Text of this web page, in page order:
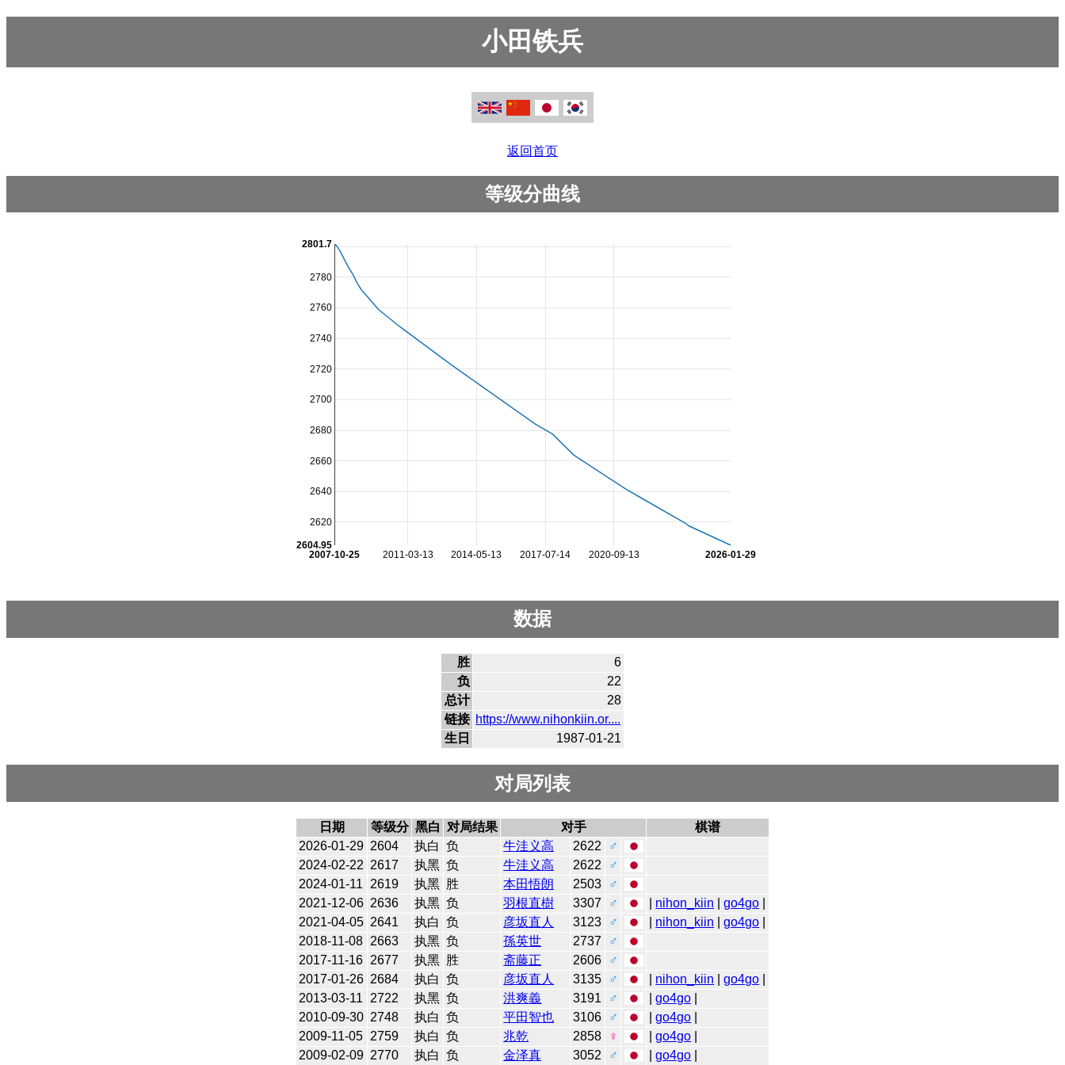
小田铁兵
返回首页
等级分曲线
2011-03-13 2014-05-13 2017-07-14 2020-09-13
2007-10-25 2026-01-29
2620
2640
2660
2680
2700
2720
2740
2760
2780
2604.95
2801.7
数据
胜
6
负
22
总计
28
链接 https://www.nihonkiin.or....
生日
1987-01-21
对局列表
日期 等级分 黑白 对局结果 对手
棋谱
2026-01-29 2604 执白 负 牛洼义高 2622
♂
2024-02-22 2617 执黑 负 牛洼义高 2622
♂
2024-01-11
2619 执黑 胜 本田悟朗 2503
♂
2021-12-06 2636 执黑 负 羽根直樹 3307 ♂ nihon_kiin |go4go
2021-04-05 2641 执白 负 彦坂直人 3123 ♂ nihon_kiin |go4go
2018-11-08 2663 执黑 负 孫英世 2737
♂
2017-11-16 2677 执黑 胜 斋藤正 2606
♂
2017-01-26 2684 执白 负 彦坂直人 3135 ♂ nihon_kiin |go4go
2013-03-11
2722 执黑 负 洪爽義 3191 ♂ |go4go
2010-09-30 2748 执白 负 平田智也 3106 ♂ |go4go
2009-11-05 2759 执白 负 兆乾 2858 ♀ |go4go
2009-02-09 2770 执白 负 金泽真 3052 ♂ |go4go